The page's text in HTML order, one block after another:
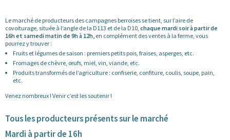
Le marché de producteurs des campagnes berroises se tient, sur l’aire de
covoiturage, située à l’angle de la D113 et de la D10, chaque mardi soir à partir de
16h et samedi matin de 9h à 12h, en complément des ventes à la ferme, vous
pourrez y trouver :
Fruits et légumes de saison : premiers petits pois, fraises, asperges, etc.
Fromages de chèvre, œufs, miel, vin, viande, etc.
Produits transformés de l’agriculture : confiserie, confiture, coulis, soupe, pain,
etc.
Venez nombreux ! Venir c’est les soutenir !
Tous les producteurs présents sur le marché
Mardi à partir de 16h